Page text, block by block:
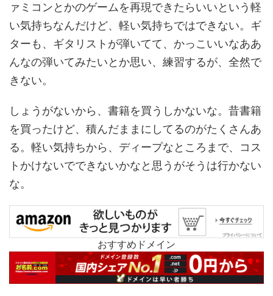
ァミコンとかのゲームを再現できたらいいという軽
い気持ちなんだけど、軽い気持ちではできない。ギ
ターも、ギタリストが弾いてて、かっこいいなああ
んなの弾いてみたいとか思い、練習するが、全然で
きない。
しょうがないから、書籍を買うしかないな。昔書籍
を買ったけど、積んだままにしてるのがたくさんあ
る。軽い気持ちから、ディープなところまで、コス
トかけないでできないかなと思うがそうは行かない
な。
おすすめドメイン